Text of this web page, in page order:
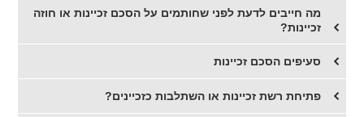
מה חייבים לדעת לפני שחותמים על הסכם זכיינות או חוזה
זכיינות?
סעיפים הסכם זכיינות
פתיחת רשת זכיינות או השתלבות כזכיינים?